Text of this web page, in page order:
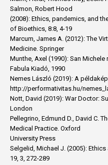
Salmon, Robert Hood
(2008): Ethics, pandemics, and
of Bioethics, 8:8, 4-19
Marcum, James A. (2012): The
Medicine. Springer
Munthe, Axel (1990): San
Fabula Kiadó, 1990
Nemes László (2019): A
http://performativitas.hu/
Nott, David (2019): War Doctor:
London
Pellegrino, Edmund D., David C.
Medical Practice. Oxford
University Press
Selgelid, Michael J. (2005):
19, 3, 272-289